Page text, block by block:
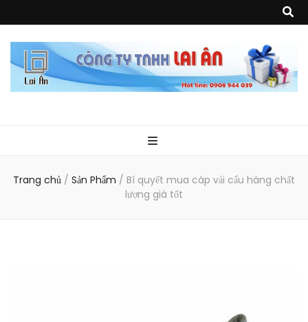
Ân
phẩm về nhựa như áo mưa, túi nhựa, handger…Đặc biệt là các sản phẩm
từ MICA, MDF, FORMAT như tủ trưng bày, quầy, kệ, Tray…
Trang chủ / Sản Phẩm / Bí quyết mua cáp vải cẩu hàng chất
lượng giá tốt